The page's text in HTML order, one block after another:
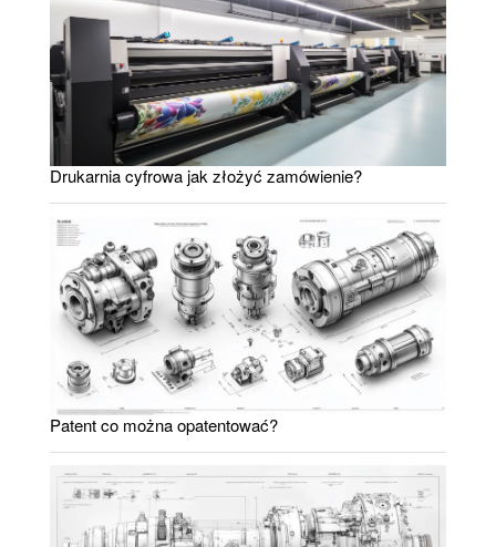
Drukarnia cyfrowa jak złożyć zamówienie?
Patent co można opatentować?